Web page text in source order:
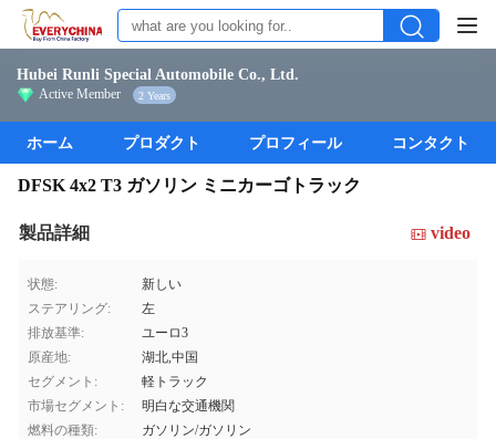
Hubei Runli Special Automobile Co., Ltd.
Active Member 2 Years
ホーム プロダクト プロフィール コンタクト
DFSK 4x2 T3 ガソリン ミニカーゴトラック
製品詳細 video
状態:
新しい
ステアリング:
左
排放基準:
ユーロ3
原産地:
湖北,中国
セグメント:
軽トラック
市場セグメント:
明白な交通機関
燃料の種類:
ガソリン/ガソリン